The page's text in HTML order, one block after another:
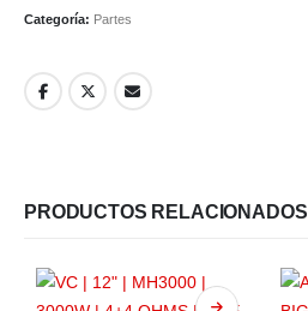
Categoría: Partes
PRODUCTOS RELACIONADOS